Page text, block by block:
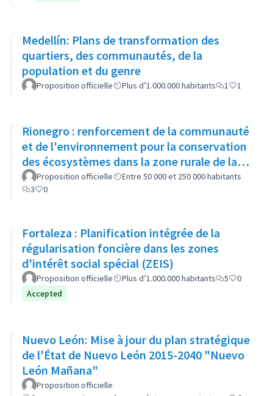
Medellín: Plans de transformation des
quartiers, des communautés, de la
population et du genre
Proposition officielle Plus d’1.000.000 habitants 1 1
Rionegro : renforcement de la communauté
et de l'environnement pour la conservation
des écosystèmes dans la zone rurale de la
municipalité
Proposition officielle
Entre 50 000 et 250 000 habitants
3
0
Fortaleza : Planification intégrée de la
régularisation foncière dans les zones
d'intérêt social spécial (ZEIS)
Proposition officielle Plus d’1.000.000 habitants 5
0
Accepted
Nuevo León: Mise à jour du plan stratégique
de l'État de Nuevo León 2015-2040 "Nuevo
León Mañana"
Proposition officielle